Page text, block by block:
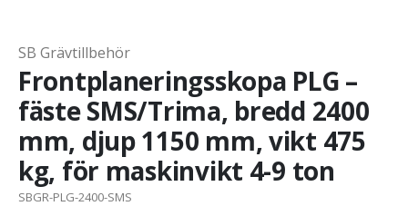
SB Grävtillbehör
Frontplaneringsskopa PLG –
fäste SMS/Trima, bredd 2400
mm, djup 1150 mm, vikt 475
kg, för maskinvikt 4-9 ton
SBGR-PLG-2400-SMS